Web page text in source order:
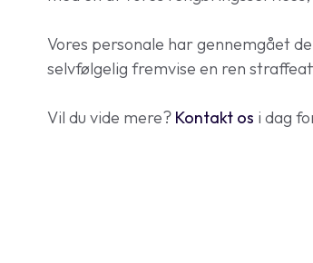
Vores personale har gennemgået
selvfølgelig fremvise en ren
Vil du vide mere? Kontakt os i dag